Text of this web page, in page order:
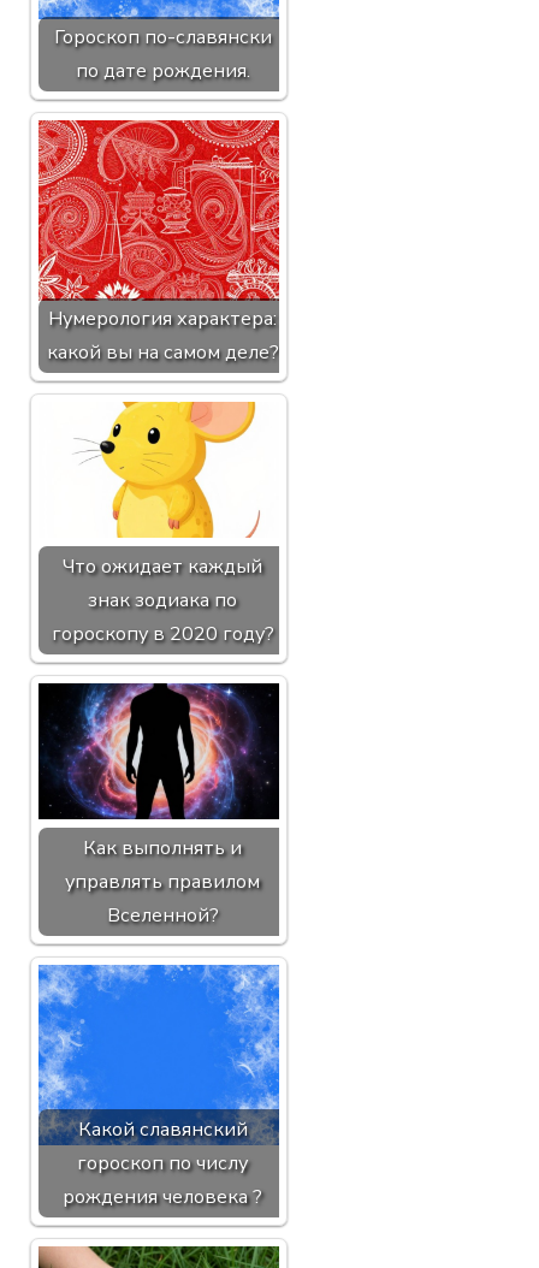
Гороскоп по-славянски
по дате рождения.
Нумерология характера:
какой вы на самом деле?
Что ожидает каждый
знак зодиака по
гороскопу в 2020 году?
Как выполнять и
управлять правилом
Вселенной?
Какой славянский
гороскоп по числу
рождения человека ?